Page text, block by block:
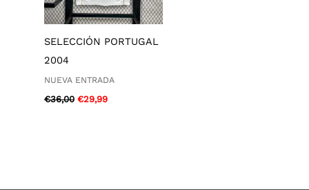
SELECCIÓN PORTUGAL
2004
NUEVA ENTRADA
€36,00 €29,99